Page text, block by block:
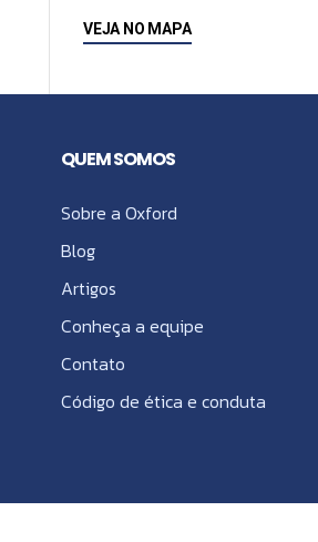
VEJA NO MAPA
QUEM SOMOS
Sobre a Oxford
Blog
Artigos
Conheça a equipe
Contato
Código de ética e conduta